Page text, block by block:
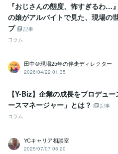
『おじさんの態度、怖すぎるわ…
の娘がアルバイトで見た、現場の
プ
記事
コラム
田中＠現場25年の伴走ディレクター
2026/04/22 01:35
【Y-Biz】企業の成長をプロデュ
ースマネージャー」とは？
記事
コラム
YCキャリア相談室
2025/07/07 05:20